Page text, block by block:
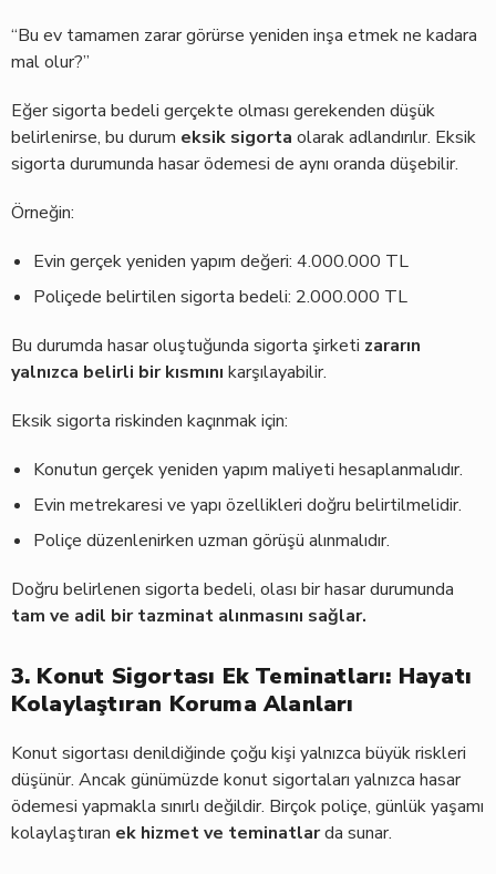
“Bu ev tamamen zarar görürse yeniden inşa etmek ne kadara
mal olur?”
Eğer sigorta bedeli gerçekte olması gerekenden düşük
belirlenirse, bu durum eksik sigorta olarak adlandırılır. Eksik
sigorta durumunda hasar ödemesi de aynı oranda düşebilir.
Örneğin:
Evin gerçek yeniden yapım değeri: 4.000.000 TL
Poliçede belirtilen sigorta bedeli: 2.000.000 TL
Bu durumda hasar oluştuğunda sigorta şirketi zararın
yalnızca belirli bir kısmını karşılayabilir.
Eksik sigorta riskinden kaçınmak için:
Konutun gerçek yeniden yapım maliyeti hesaplanmalıdır.
Evin metrekaresi ve yapı özellikleri doğru belirtilmelidir.
Poliçe düzenlenirken uzman görüşü alınmalıdır.
Doğru belirlenen sigorta bedeli, olası bir hasar durumunda
tam ve adil bir tazminat alınmasını sağlar.
3. Konut Sigortası Ek Teminatları: Hayatı
Kolaylaştıran Koruma Alanları
Konut sigortası denildiğinde çoğu kişi yalnızca büyük riskleri
düşünür. Ancak günümüzde konut sigortaları yalnızca hasar
ödemesi yapmakla sınırlı değildir. Birçok poliçe, günlük yaşamı
kolaylaştıran ek hizmet ve teminatlarda sunar.